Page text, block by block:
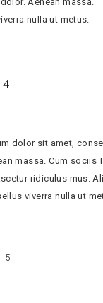
nulla ut metus.
dolor sit amet,
massa. Cum sociis
ridiculus mus.
viverra nulla ut
5